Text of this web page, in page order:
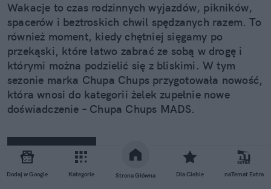
Dodaj w Google Kategorie Strona Główna Dla Ciebie naTemat Extra
Wakacje to czas rodzinnych wyjazdów, pikników,
spacerów i beztroskich chwil spędzanych razem. To
również moment, kiedy chętniej sięgamy po
przekąski, które łatwo zabrać ze sobą w drogę i
którymi można podzielić się z bliskimi. W tym
sezonie marka Chupa Chups przygotowała nowość,
która wnosi do kategorii żelek zupełnie nowe
doświadczenie – Chupa Chups MADS.
Czytaj całość